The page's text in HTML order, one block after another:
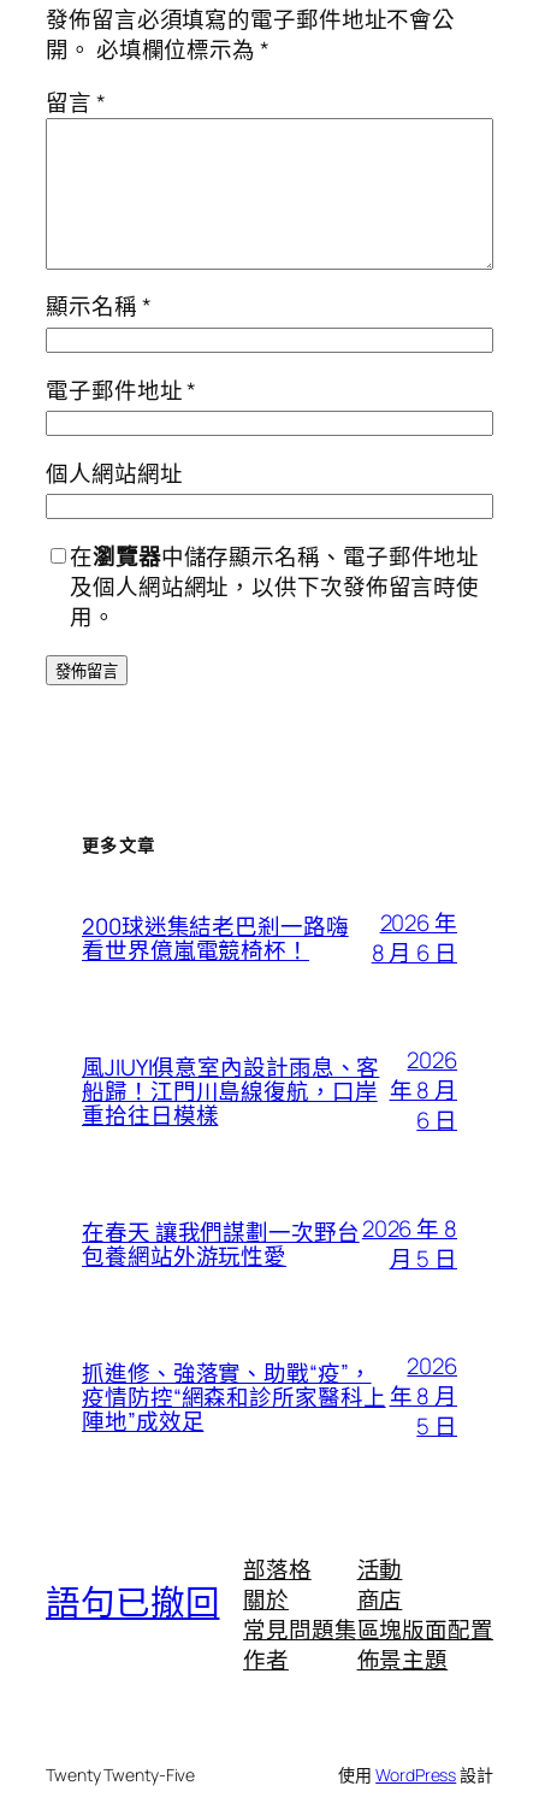
發佈留言必須填寫的電子郵件地址不會公
開。 必填欄位標示為*
留言*
顯示名稱*
電子郵件地址*
個人網站網址
在瀏覽器中儲存顯示名稱、電子郵件地址
及個人網站網址，以供下次發佈留言時使
用。
更多文章
200球迷集結老巴剎一路嗨
看世界億嵐電競椅杯！
2026 年
8 月 6 日
風JIUYI俱意室內設計雨息、客
船歸！江門川島線復航，口岸
重拾往日模樣
2026
年 8 月
6 日
在春天 讓我們謀劃一次野台
包養網站外游玩性愛
2026 年 8
月 5 日
抓進修、強落實、助戰“疫”，
疫情防控“網森和診所家醫科上
陣地”成效足
2026
年 8 月
5 日
語句已撤回
部落格
關於
常見問題集
作者
活動
商店
區塊版面配置
佈景主題
Twenty Twenty-Five 使用WordPress設計